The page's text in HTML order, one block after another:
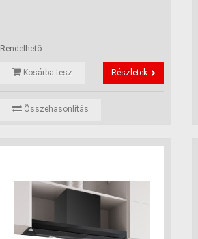
Rendelhető
Kosárba tesz Részletek
Összehasonlítás